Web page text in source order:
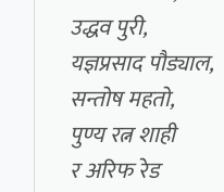
उद्धव पुरी,
यज्ञप्रसाद पौड्याल,
सन्तोष महतो,
पुण्य रत्न शाही
र अरिफ रेड